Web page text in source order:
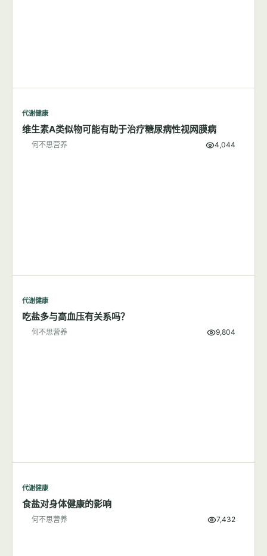
代谢健康
维生素A类似物可能有助于治疗糖尿病性视网膜病
何不思营养 4,044
代谢健康
吃盐多与高血压有关系吗？
何不思营养 9,804
代谢健康
食盐对身体健康的影响
何不思营养 7,432